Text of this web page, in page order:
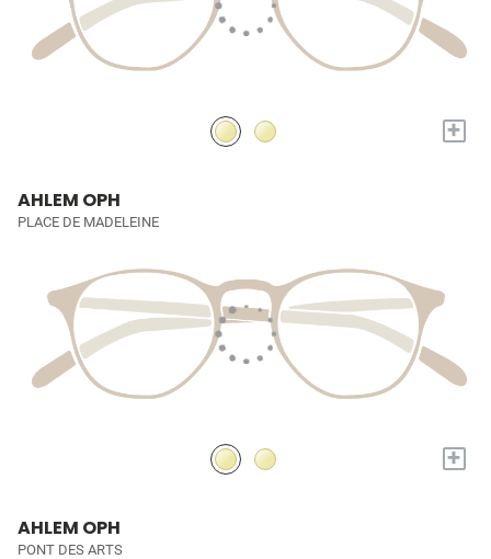
+
AHLEM OPH
PLACE DE MADELEINE
+
AHLEM OPH
PONT DES ARTS